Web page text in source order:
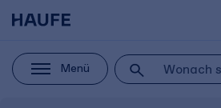
Menü